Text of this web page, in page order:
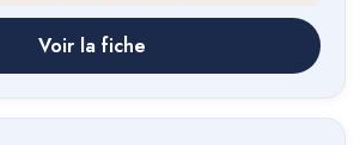
Voir la fiche